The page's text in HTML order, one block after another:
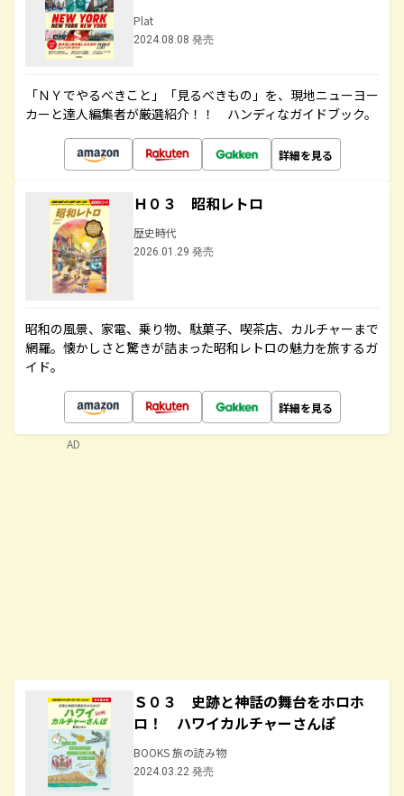
Plat
2024.08.08 発売
「ＮＹでやるべきこと」「見るべきもの」を、現地ニューヨー
カーと達人編集者が厳選紹介！！ ハンディなガイドブック。
詳細を見る
Ｈ０３ 昭和レトロ
歴史時代
2026.01.29 発売
昭和の風景、家電、乗り物、駄菓子、喫茶店、カルチャーまで
網羅。懐かしさと驚きが詰まった昭和レトロの魅力を旅するガ
イド。
詳細を見る
Ｓ０３ 史跡と神話の舞台をホロホ
ロ！ ハワイカルチャーさんぽ
BOOKS 旅の読み物
2024.03.22 発売
AD